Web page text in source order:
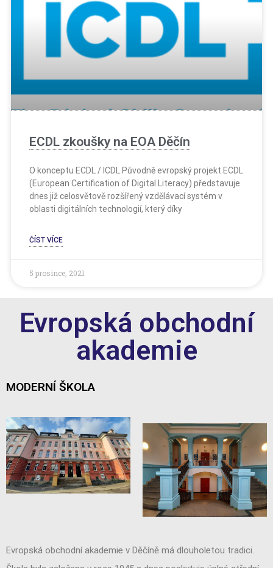
ECDL zkoušky na EOA Děčín
O konceptu ECDL / ICDL Původně evropský projekt ECDL
(European Certification of Digital Literacy) představuje
dnes již celosvětově rozšířený vzdělávací systém v
oblasti digitálních technologií, který díky
ČÍST VÍCE
5 prosince, 2021
Evropská obchodní
akademie
MODERNÍ ŠKOLA
Evropská obchodní akademie v Děčíně má dlouholetou tradici.